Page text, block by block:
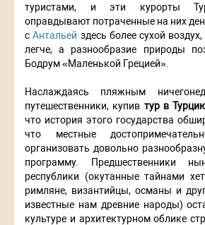
туристами, и эти курорты
оправдывают потраченные на них
сАнтальей здесь более сухой
легче, а разнообразие природы
Бодрум «Маленькой Грецией».
Наслаждаясь пляжным
путешественники, купив тур в
что история этого государства
что местные
организовать довольно
программу. Предшественники
республики (окутанные тайнами
римляне, византийцы, османы и
известные нам древние народы)
культуре и архитектурном облике